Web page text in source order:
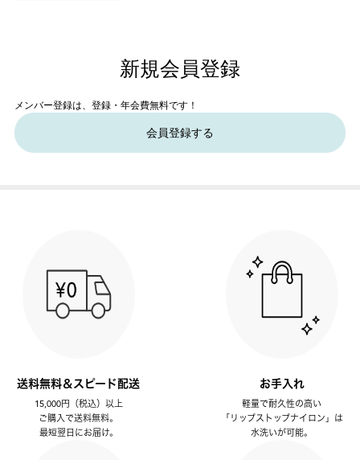
新規会員登録
メンバー登録は、登録・年会費無料です！
会員登録する
送料無料＆スピード配送
15,000円（税込）以上
ご購入で送料無料。
最短翌日にお届け。
お手入れ
軽量で耐久性の高い
「リップストップナイロン」は
水洗いが可能。